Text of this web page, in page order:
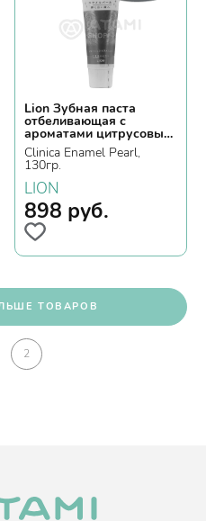
Lion Зубная паста
отбеливающая с
ароматами цитрусовых
и мяты
Clinica Enamel Pearl,
130гр.
LION
898 руб.
ТОВАРОВ
2